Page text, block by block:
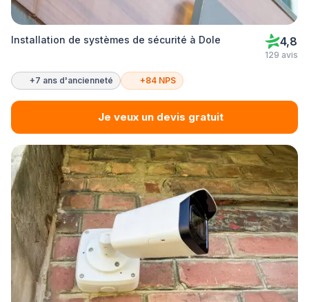
Installation de systèmes de sécurité à Dole 4,8
129 avis
+7 ans d'ancienneté +84 NPS
Je veux un devis gratuit